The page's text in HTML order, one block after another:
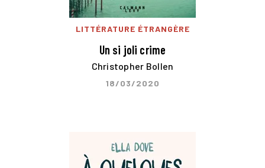
LITTÉRATURE ÉTRANGÈRE
Un si joli crime
Christopher Bollen
18/03/2020